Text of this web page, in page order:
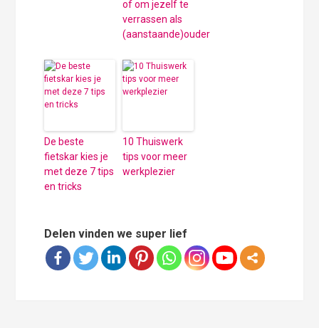
of om jezelf te
verrassen als
(aanstaande)ouder
De beste
fietskar kies je
met deze 7 tips
en tricks
10 Thuiswerk
tips voor meer
werkplezier
Delen vinden we super lief